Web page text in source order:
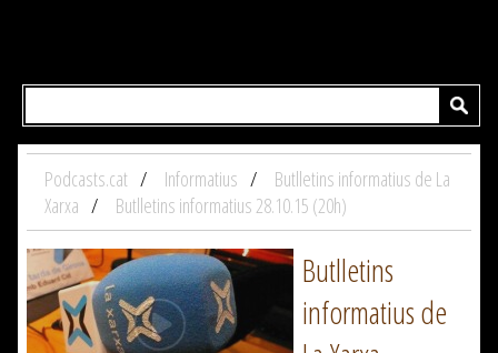
Podcasts.cat Informatius
Butlletins informatius de La
Xarxa
Butlletins informatius 28.10.15 (20h)
Butlletins
informatius de